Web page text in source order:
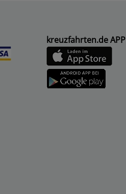
kreuzfahrten.de APP